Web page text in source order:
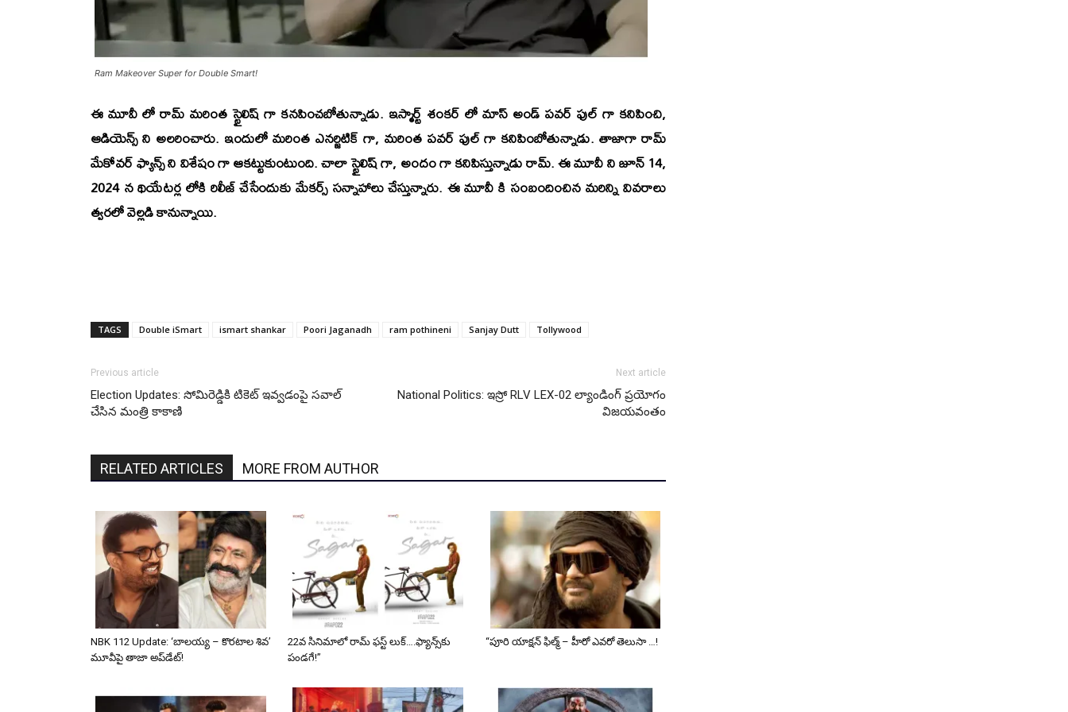
Ram Makeover Super for Double Smart!
ఈ మూవీ లో రామ్ మరింత స్టైలిష్ గా కనపించబోతున్నాడు. ఇస్మార్ట్ శంకర్ లో మాస్ అండ్ పవర్ ఫుల్ గా కనిపించి,
ఆడియెన్స్ ని అలరించారు. ఇందులో మరింత ఎనర్జిటిక్ గా, మరింత పవర్ ఫుల్ గా కనిపింబోతున్నాడు. తాజాగా రామ్
మేకోవర్ ఫ్యాన్స్ ని విశేషం గా ఆకట్టుకుంటుంది. చాలా స్టైలిష్ గా, అందం గా కనిపిస్తున్నాడు రామ్. ఈ మూవీ ని జూన్ 14,
2024 న థియేటర్ల లోకి రిలీజ్ చేసేందుకు మేకర్స్ సన్నాహాలు చేస్తున్నారు. ఈ మూవీ కి సంబందించిన మరిన్ని వివరాలు
త్వరలో వెల్లడి కానున్నాయి.
TAGS Double iSmart ismart shankar Poori Jaganadh ram pothineni Sanjay Dutt Tollywood
Previous article
Election Updates: సోమిరెడ్డికి టికెట్ ఇవ్వడంపై సవాల్
చేసిన మంత్రి కాకాణి
Next article
National Politics: ఇస్రో RLV LEX-02 ల్యాండింగ్‌ ప్రయోగం
విజయవంతం
RELATED ARTICLES MORE FROM AUTHOR
NBK 112 Update: ‘బాలయ్య – కొరటాల శివ’
మూవీపై తాజా అప్‌డేట్!
22వ సినిమాలో రామ్ ఫస్ట్ లుక్….ఫ్యాన్స్‌కు
పండగే!”
“పూరి యాక్షన్ ఫిల్మ్ – హీరో ఎవరో తెలుసా …!